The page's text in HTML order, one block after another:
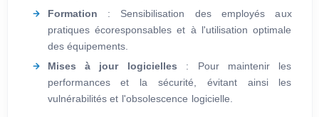
Formation : Sensibilisation des employés aux
pratiques écoresponsables et à l'utilisation optimale
des équipements.
Mises à jour logicielles : Pour maintenir les
performances et la sécurité, évitant ainsi les
vulnérabilités et l'obsolescence logicielle.